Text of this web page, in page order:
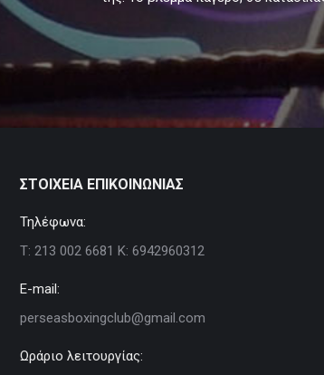
ΣΤΟΙΧΕΙΑ ΕΠΙΚΟΙΝΩΝΙΑΣ
Τηλέφωνα:
Τ: 213 002 6681 Κ: 6942960312
E-mail:
perseasboxingclub@gmail.com
Ωράριο λειτουργίας: